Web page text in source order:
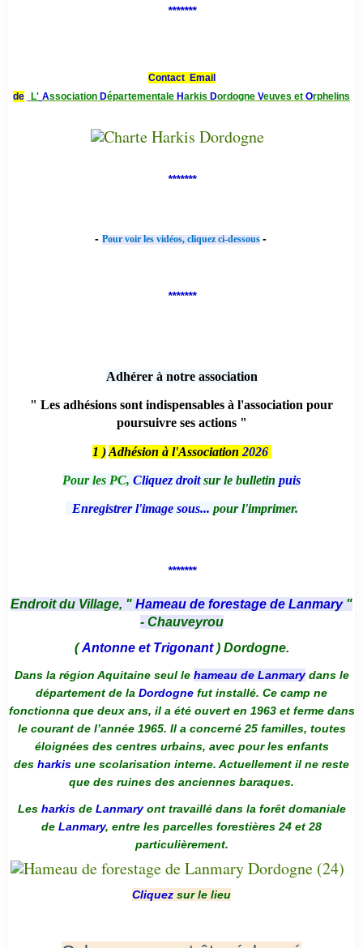
*******
Contact Email
de
L' Association Départementale Harkis Dordogne Veuves et Orphelins
*******
- Pour voir les vidéos, cliquez ci-dessous -
*******
Adhérer à notre association
" Les adhésions sont indispensables à l'association pour
poursuivre ses actions "
1 ) Adhésion à l'Association 2026
Pour les PC, Cliquez droitsur le bulletin puis
Enregistrer l'image sous... pour l'imprimer.
*******
Endroit du Village, " Hameau de forestage de Lanmary "
- Chauveyrou
(Antonne et Trigonant) Dordogne.
Dans la région Aquitaine seul le hameau de Lanmarydans le
département de la Dordogne fut installé. Ce camp ne
fonctionna que deux ans, il a été ouvert en 1963 et ferme dans
le courant de l’année 1965. Il a concerné 25 familles, toutes
éloignées des centres urbains, avec pour les enfants
des harkis une scolarisation interne. Actuellement il ne reste
que des ruines des anciennes baraques.
Les harkis de Lanmaryont travaillé dans la forêt domaniale
de Lanmary, entre les parcelles forestières 24 et 28
particulièrement.
Cliquez sur le lieu